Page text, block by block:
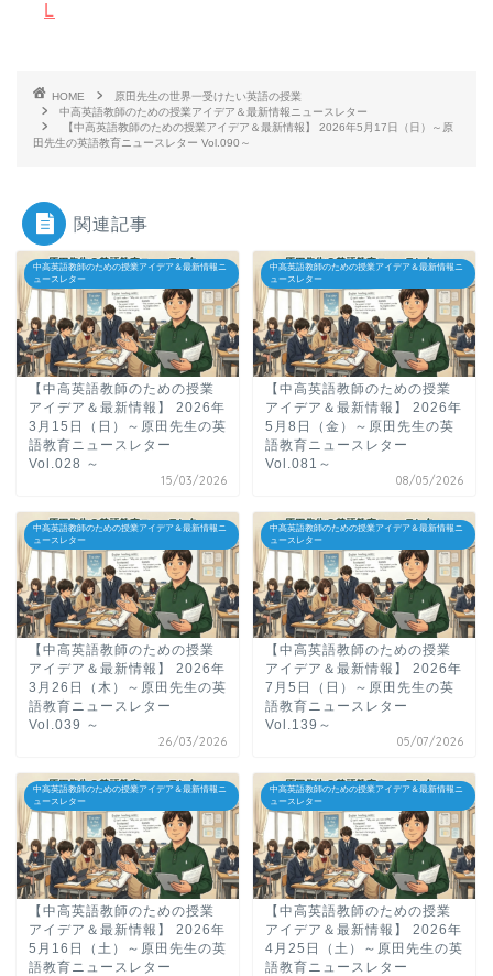
L
HOME
原田先生の世界一受けたい英語の授業
中高英語教師のための授業アイデア＆最新情報ニュースレター
【中高英語教師のための授業アイデア＆最新情報】 2026年5月17日（日）～原
田先生の英語教育ニュースレター Vol.090～
関連記事
中高英語教師のための授業アイデア＆最新情報ニ
ュースレター
【中高英語教師のための授業
アイデア＆最新情報】 2026年
3月15日（日）～原田先生の英
語教育ニュースレター
Vol.028 ～
15/03/2026
中高英語教師のための授業アイデア＆最新情報ニ
ュースレター
【中高英語教師のための授業
アイデア＆最新情報】 2026年
5月8日（金）～原田先生の英
語教育ニュースレター
Vol.081～
08/05/2026
中高英語教師のための授業アイデア＆最新情報ニ
ュースレター
【中高英語教師のための授業
アイデア＆最新情報】 2026年
3月26日（木）～原田先生の英
語教育ニュースレター
Vol.039 ～
26/03/2026
中高英語教師のための授業アイデア＆最新情報ニ
ュースレター
【中高英語教師のための授業
アイデア＆最新情報】 2026年
7月5日（日）～原田先生の英
語教育ニュースレター
Vol.139～
05/07/2026
中高英語教師のための授業アイデア＆最新情報ニ
ュースレター
【中高英語教師のための授業
アイデア＆最新情報】 2026年
5月16日（土）～原田先生の英
語教育ニュースレター
中高英語教師のための授業アイデア＆最新情報ニ
ュースレター
【中高英語教師のための授業
アイデア＆最新情報】 2026年
4月25日（土）～原田先生の英
語教育ニュースレター